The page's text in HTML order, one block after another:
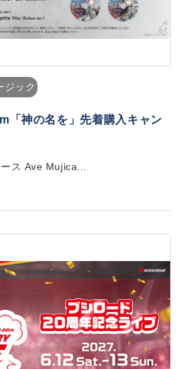
ジック
神の名を」先着購入キャン
ス Ave Mujica...